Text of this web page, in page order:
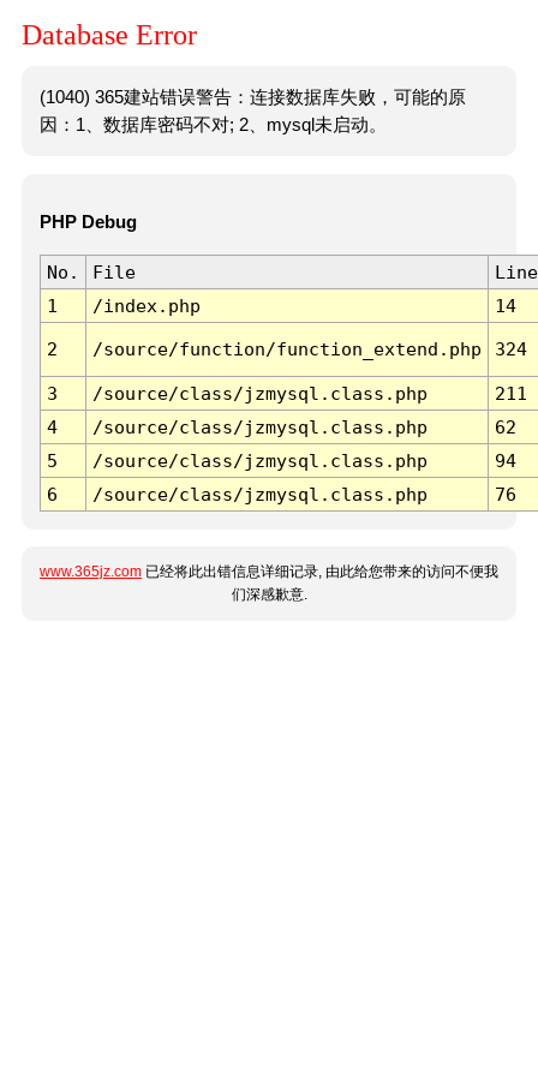
Database Error
(1040) 365建站错误警告：连接数据库失败，可能的原
因：1、数据库密码不对; 2、mysql未启动。
PHP Debug
No. File
Line
1
/index.php 14
2 /source/function/function_extend.php 324
3 /source/class/jzmysql.class.php
211
4
/source/class/jzmysql.class.php
62
5
/source/class/jzmysql.class.php
94
6
/source/class/jzmysql.class.php 76
www.365jz.com 已经将此出错信息详细记录, 由此给您带来的访问不便我
们深感歉意.